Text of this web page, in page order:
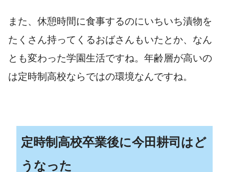
また、休憩時間に食事するのにいちいち漬物を
たくさん持ってくるおばさんもいたとか、なん
とも変わった学園生活ですね。年齢層が高いの
は定時制高校ならではの環境なんですね。
定時制高校卒業後に今田耕司はど
うなった